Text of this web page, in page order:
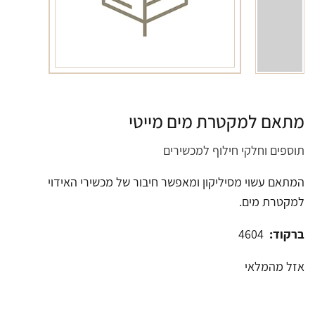
מתאם למקטרת מים מייטי
תוספים וחלקי חילוף למכשירים
המתאם עשוי מסיליקון ומאפשר חיבור של מכשירי האידוי
למקטרת מים.
ברקוד:
אזל מהמלאי